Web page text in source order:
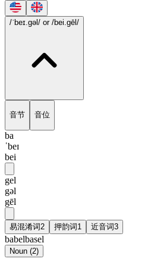
/ˈbeɪ.gəl/ or /bei.gēl/
音节 音位
ba
ˈbeɪ
bei
gel
gəl
gēl
易混淆词2 押韵词1 近音词3
babelbasel
Noun (2)